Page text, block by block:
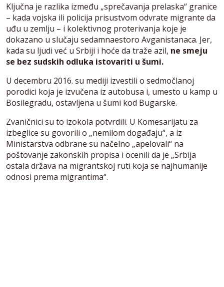
Ključna je razlika između „sprečavanja prelaska“ granice
– kada vojska ili policija prisustvom odvrate migrante da
uđu u zemlju – i kolektivnog proterivanja koje je
dokazano u slučaju sedamnaestoro Avganistanaca. Jer,
kada su ljudi već u Srbiji i hoće da traže azil, ne smeju
se bez sudskih odluka istovariti u šumi.
U decembru 2016. su mediji izvestili o sedmočlanoj
porodici koja je izvučena iz autobusa i, umesto u kamp u
Bosilegradu, ostavljena u šumi kod Bugarske.
Zvaničnici su to izokola potvrdili. U Komesarijatu za
izbeglice su govorili o „nemilom događaju“, a iz
Ministarstva odbrane su načelno „apelovali“ na
poštovanje zakonskih propisa i ocenili da je „Srbija
ostala država na migrantskoj ruti koja se najhumanije
odnosi prema migrantima“.